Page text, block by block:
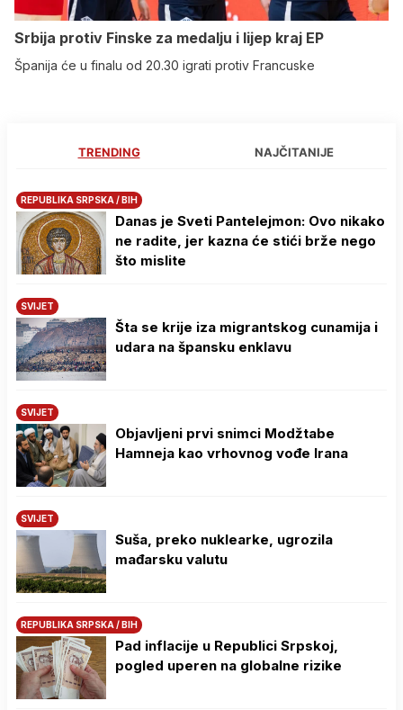
Srbija protiv Finske za medalju i lijep kraj EP
Španija će u finalu od 20.30 igrati protiv Francuske
TRENDING NAJČITANIJE
REPUBLIKA SRPSKA / BIH
Danas je Sveti Pantelejmon: Ovo nikako
ne radite, jer kazna će stići brže nego
što mislite
SVIJET
Šta se krije iza migrantskog cunamija i
udara na špansku enklavu
SVIJET
Objavljeni prvi snimci Modžtabe
Hamneja kao vrhovnog vođe Irana
SVIJET
Suša, preko nuklearke, ugrozila
mađarsku valutu
REPUBLIKA SRPSKA / BIH
Pad inflacije u Republici Srpskoj,
pogled uperen na globalne rizike